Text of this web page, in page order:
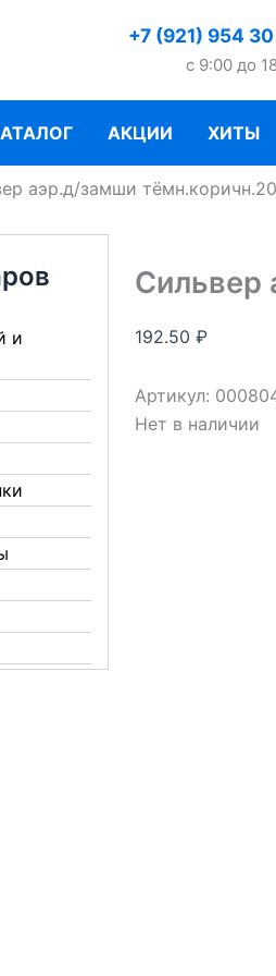
+7 (921) 954
c 9:00 до
АКЦИИ ХИТЫ
аэр.д/замши
и
Сильвер
192.50 ₽
Артикул:
Нет в наличии